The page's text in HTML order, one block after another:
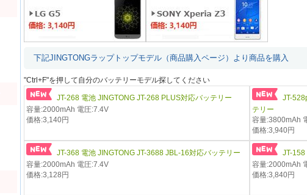
下記JINGTONGラップトップモデル（商品購入ページ）より商品を購入
"Ctrl+F"を押して自分のバッテリーモデル探してください
JT-268 電池 JINGTONG JT-268 PLUS対応バッテリー
容量:2000mAh 電圧:7.4V
価格:3,140円
JT-
テリー
容量:3800mAh
価格:3,940円
JT-368 電池 JINGTONG JT-3688 JBL-16対応バッテリー
容量:2000mAh 電圧:7.4V
価格:3,128円
JT-158
容量:2000mAh
価格:3,840円